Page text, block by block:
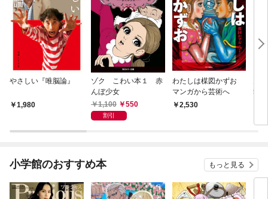
やさしい『唯脳論』
1,980
ゾク こわい本１ 赤
んぼ少女
1,100
550
割引
わたしは楳図かずお
マンガから芸術へ
2,530
5年
小学館のおすすめ本 もっと見る